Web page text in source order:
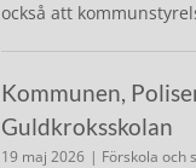
också att
Kommunen,
Guldkroksskolan
19 maj 2026 | Förskola och